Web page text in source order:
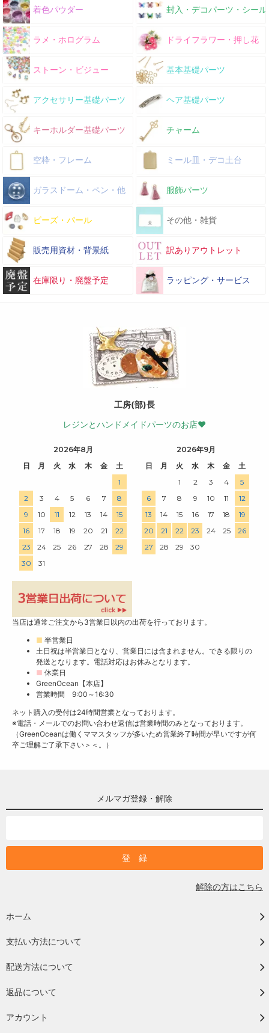
着色パウダー 封入・デコパーツ・シール
ラメ・ホログラム ドライフラワー・押し花
ストーン・ビジュー 基本基礎パーツ
アクセサリー基礎パーツ ヘア基礎パーツ
キーホルダー基礎パーツ チャーム
空枠・フレーム ミール皿・デコ土台
ガラスドーム・ペン・他 服飾パーツ
ビーズ・パール その他・雑貨
販売用資材・背景紙 訳ありアウトレット
在庫限り・廃盤予定 ラッピング・サービス
工房(部)長
レジンとハンドメイドパーツのお店♥
2026年8月
日
月 火 水 木 金
土
1
2
3 4 5 6 7
8
9
10 11 12 13 14
15
16
17 18 19 20 21
22
23
24 25 26 27 28
29
30
31
2026年9月
日
月 火 水 木 金
土
1
2 3 4
5
6
7 8 9 10 11
12
13
14 15 16 17 18
19
20
21 22 23 24 25
26
27
28 29 30
当店は通常ご注文から3営業日以内の出荷を行っております。
■ 半営業日
土日祝は半営業日となり、営業日には含まれません。できる限りの
発送となります。電話対応はお休みとなります。
■ 休業日
GreenOcean【本店】
営業時間 9:00～16:30
ネット購入の受付は24時間営業となっております。
※電話・メールでのお問い合わせ返信は営業時間のみとなっております。
（GreenOceanは働くママスタッフが多いため営業終了時間が早いですが何
卒ご理解ご了承下さい＞＜。）
メルマガ登録・解除
解除の方はこちら
ホーム
支払い方法について
配送方法について
返品について
アカウント